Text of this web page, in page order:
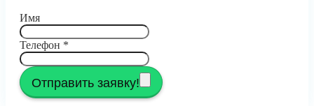
Имя
Телефон *
Отправить заявку!